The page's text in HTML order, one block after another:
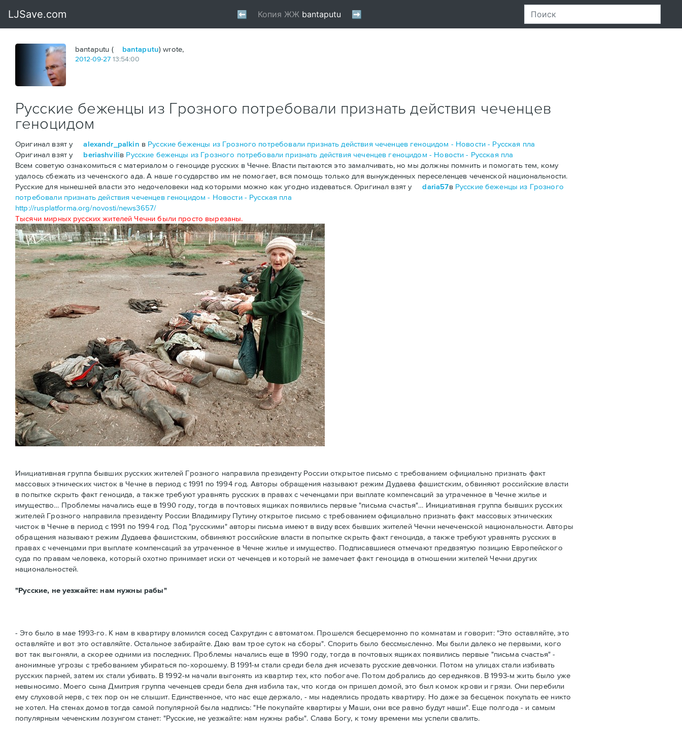
bantaputu ( bantaputu) wrote,
2012-09-27 13:54:00
Русские беженцы из Грозного потребовали признать действия чеченцев
геноцидом
Оригинал взят у alexandr_palkin в Русские беженцы из Грозного потребовали признать действия чеченцев геноцидом - Новости - Русская пла
Оригинал взят у
beriashviliв Русские беженцы из Грозного потребовали признать действия чеченцев геноцидом - Новости - Русская пла
Всем советую ознакомиться с материалом о геноциде русских в Чечне. Власти пытаются это замалчивать, но мы должны помнить и помогать тем, кому
удалось сбежать из чеченского ада. А наше государство им не помогает, вся помощь только для вынужденных переселенцев чеченской национальности.
Русские для нынешней власти это недочеловеки над которыми можно как угодно издеваться. Оригинал взят у
daria57в Русские беженцы из Грозного
потребовали признать действия чеченцев геноцидом - Новости - Русская пла
http://rusplatforma.org/novosti/news3657/
Тысячи мирных русских жителей Чечни были просто вырезаны.
Инициативная группа бывших русских жителей Грозного направила президенту России открытое письмо с требованием официально признать факт
массовых этнических чисток в Чечне в период с 1991 по 1994 год. Авторы обращения называют режим Дудаева фашистским, обвиняют российские власти
в попытке скрыть факт геноцида, а также требуют уравнять русских в правах с чеченцами при выплате компенсаций за утраченное в Чечне жилье и
имущество… Проблемы начались еще в 1990 году, тогда в почтовых ящиках появились первые "письма счастья"… Инициативная группа бывших русских
жителей Грозного направила президенту России Владимиру Путину открытое письмо с требованием официально признать факт массовых этнических
чисток в Чечне в период с 1991 по 1994 год. Под "русскими" авторы письма имеют в виду всех бывших жителей Чечни нечеченской национальности. Авторы
обращения называют режим Дудаева фашистским, обвиняют российские власти в попытке скрыть факт геноцида, а также требуют уравнять русских в
правах с чеченцами при выплате компенсаций за утраченное в Чечне жилье и имущество. Подписавшиеся отмечают предвзятую позицию Европейского
суда по правам человека, который охотно принимает иски от чеченцев и который не замечает факт геноцида в отношении жителей Чечни других
национальностей.
"Русские, не уезжайте: нам нужны рабы"
- Это было в мае 1993-го. К нам в квартиру вломился сосед Сахрутдин с автоматом. Прошелся бесцеремонно по комнатам и говорит: "Это оставляйте, это
оставляйте и вот это оставляйте. Остальное забирайте. Даю вам трое суток на сборы". Спорить было бессмысленно. Мы были далеко не первыми, кого
вот так выгоняли, а скорее одними из последних. Проблемы начались еще в 1990 году, тогда в почтовых ящиках появились первые "письма счастья" -
анонимные угрозы с требованием убираться по-хорошему. В 1991-м стали среди бела дня исчезать русские девчонки. Потом на улицах стали избивать
русских парней, затем их стали убивать. В 1992-м начали выгонять из квартир тех, кто побогаче. Потом добрались до середняков. В 1993-м жить было уже
невыносимо. Моего сына Дмитрия группа чеченцев среди бела дня избила так, что когда он пришел домой, это был комок крови и грязи. Они перебили
ему слуховой нерв, с тех пор он не слышит. Единственное, что нас еще держало, - мы надеялись продать квартиру. Но даже за бесценок покупать ее никто
не хотел. На стенах домов тогда самой популярной была надпись: "Не покупайте квартиры у Маши, они все равно будут наши". Еще полгода - и самым
популярным чеченским лозунгом станет: "Русские, не уезжайте: нам нужны рабы". Слава Богу, к тому времени мы успели свалить.